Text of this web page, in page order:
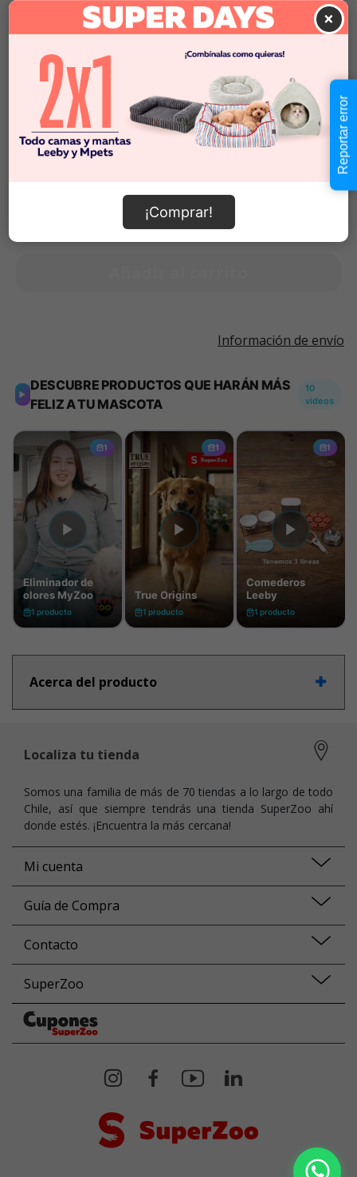
Seleccionar Formato
Talla 20
Talla 25
Talla 35
Cantidad:
Este producto no está
Información de envío
Acerca del producto
×
¡Comprar!
Localiza tu tienda
Somos una familia de más de 70 tiendas a lo largo de todo
Chile, así que siempre tendrás una tienda SuperZoo ahí
donde estés. ¡Encuentra la más cercana!
Mi cuenta
Guía de Compra
Contacto
SuperZoo
Reportar error